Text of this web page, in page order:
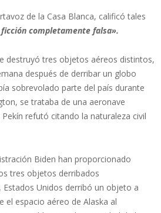
de la Casa Blanca, calificó tales
completamente falsa».
destruyó tres objetos aéreos distintos,
después de derribar un globo
sobrevolado parte del país durante
se trataba de una aeronave
refutó citando la naturaleza civil
Biden han proporcionado
tres objetos derribados
Estados Unidos derribó un objeto a
el espacio aéreo de Alaska al